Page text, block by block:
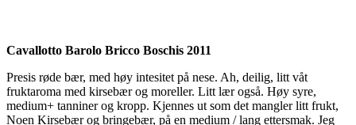
Cavallotto Barolo Bricco Boschis 2011
Presis røde bær, med høy intesitet på nese. Ah, deilig, litt våt
fruktaroma med kirsebær og moreller. Litt lær også. Høy syre,
medium+ tanniner og kropp. Kjennes ut som det mangler litt frukt,
Noen Kirsebær og bringebær, på en medium / lang ettersmak. Jeg